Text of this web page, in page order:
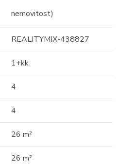
nemovitost)
REALITYMIX-438827
1+kk
4
4
26 m²
26 m²